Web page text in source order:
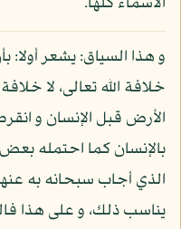
و هذا السياق: يشعر أولا:
خلافة الله تعالى، لا
الأرض قبل الإنسان و
بالإنسان كما احتمله
الذي أجاب سبحانه به
يناسب ذلك، و على هذا